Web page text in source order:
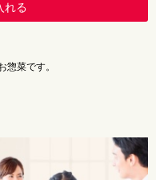
れる
惣菜です。